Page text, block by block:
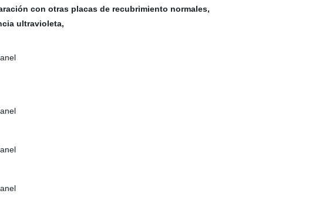
con otras placas de recubrimiento normales,
ultravioleta,